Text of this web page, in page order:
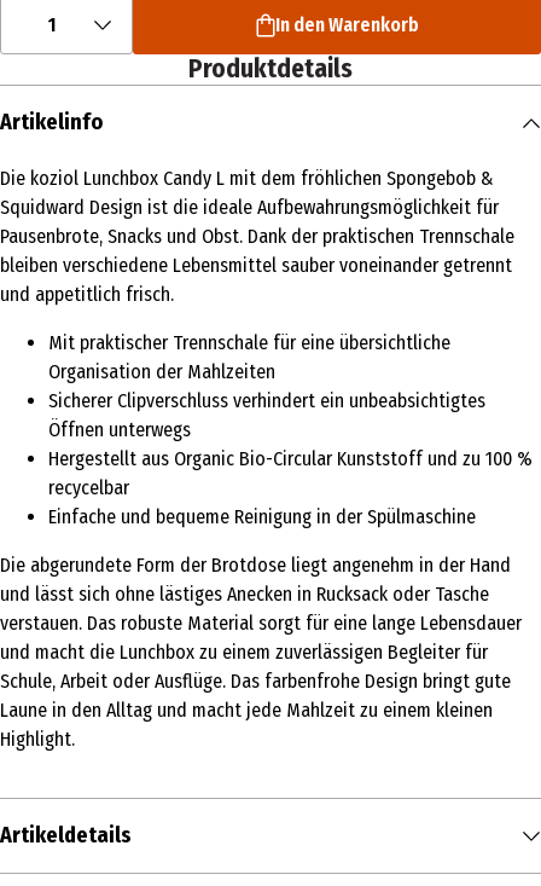
1 In den Warenkorb
Produktdetails
Artikelinfo
Die koziol Lunchbox Candy L mit dem fröhlichen Spongebob &
Squidward Design ist die ideale Aufbewahrungsmöglichkeit für
Pausenbrote, Snacks und Obst. Dank der praktischen Trennschale
bleiben verschiedene Lebensmittel sauber voneinander getrennt
und appetitlich frisch.
Mit praktischer Trennschale für eine übersichtliche
Organisation der Mahlzeiten
Sicherer Clipverschluss verhindert ein unbeabsichtigtes
Öffnen unterwegs
Hergestellt aus Organic Bio-Circular Kunststoff und zu 100 %
recycelbar
Einfache und bequeme Reinigung in der Spülmaschine
Die abgerundete Form der Brotdose liegt angenehm in der Hand
und lässt sich ohne lästiges Anecken in Rucksack oder Tasche
verstauen. Das robuste Material sorgt für eine lange Lebensdauer
und macht die Lunchbox zu einem zuverlässigen Begleiter für
Schule, Arbeit oder Ausflüge. Das farbenfrohe Design bringt gute
Laune in den Alltag und macht jede Mahlzeit zu einem kleinen
Highlight.
Artikeldetails